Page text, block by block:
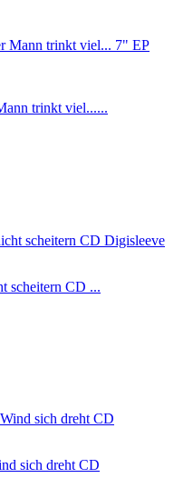
trinkt viel......
scheitern CD ...
sich dreht CD